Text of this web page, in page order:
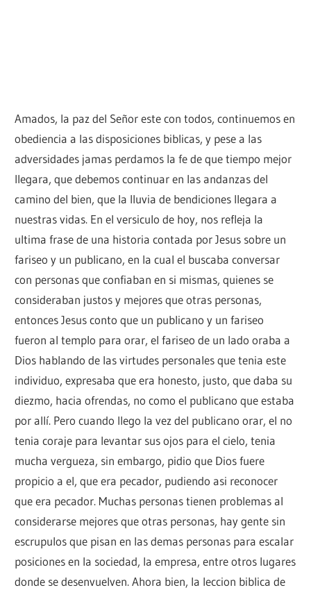
Amados, la paz del Señor este con todos, continuemos en
obediencia a las disposiciones biblicas, y pese a las
adversidades jamas perdamos la fe de que tiempo mejor
llegara, que debemos continuar en las andanzas del
camino del bien, que la lluvia de bendiciones llegara a
nuestras vidas. En el versiculo de hoy, nos refleja la
ultima frase de una historia contada por Jesus sobre un
fariseo y un publicano, en la cual el buscaba conversar
con personas que confiaban en si mismas, quienes se
consideraban justos y mejores que otras personas,
entonces Jesus conto que un publicano y un fariseo
fueron al templo para orar, el fariseo de un lado oraba a
Dios hablando de las virtudes personales que tenia este
individuo, expresaba que era honesto, justo, que daba su
diezmo, hacia ofrendas, no como el publicano que estaba
por allí. Pero cuando llego la vez del publicano orar, el no
tenia coraje para levantar sus ojos para el cielo, tenia
mucha vergueza, sin embargo, pidio que Dios fuere
propicio a el, que era pecador, pudiendo asi reconocer
que era pecador. Muchas personas tienen problemas al
considerarse mejores que otras personas, hay gente sin
escrupulos que pisan en las demas personas para escalar
posiciones en la sociedad, la empresa, entre otros lugares
donde se desenvuelven. Ahora bien, la leccion biblica de